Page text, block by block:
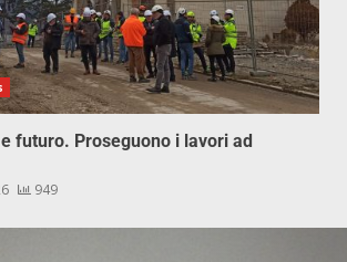
futuro. Proseguono i lavori ad
949